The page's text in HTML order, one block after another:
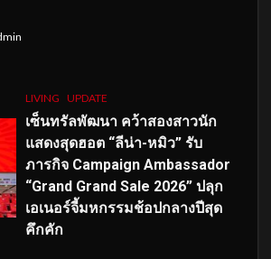
LIVING UPDATE
เซ็นทรัลพัฒนา คว้าสองสาวนัก
แสดงสุดฮอต “ลีน่า-หมิว” รับ
ภารกิจ Campaign Ambassador
“Grand Grand Sale 2026” ปลุก
เอเนอร์จี้มหกรรมช้อปกลางปีสุด
คึกคัก